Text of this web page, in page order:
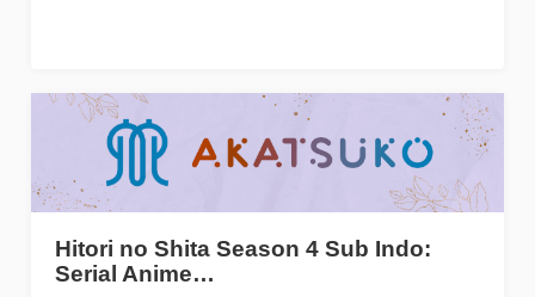
Hitori no Shita Season 4 Sub Indo:
Serial Anime…